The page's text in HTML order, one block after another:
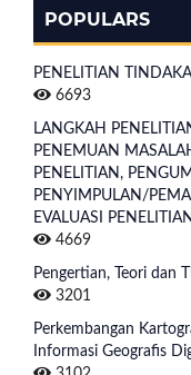
POPULARS
PENELITIAN
6693
LANGKAH
PENEMUAN
PENELITIAN,
PENYIMPULAN/
EVALUASI PENELITIAN
4669
Pengertian, Teori dan
3201
Perkembangan
Informasi Geografis